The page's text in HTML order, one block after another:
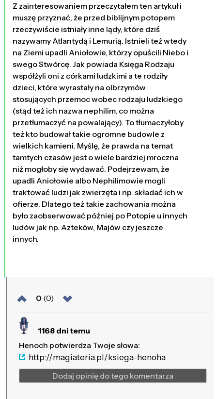
Z zainteresowaniem przeczytałem ten artykuł i
muszę przyznać, że przed biblijnym potopem
rzeczywiście istniały inne lądy, które dziś
nazywamy Atlantydą i Lemurią. Istnieli też wtedy
na Ziemi upadli Aniołowie, którzy opuścili Niebo i
swego Stwórcę. Jak powiada Księga Rodzaju
współżyli oni z córkami ludzkimi a te rodziły
dzieci, które wyrastały na olbrzymów
stosujących przemoc wobec rodzaju ludzkiego
(stąd też ich nazwa nephilim, co można
przetłumaczyć na powalający). To tłumaczyłoby
też kto budował takie ogromne budowle z
wielkich kamieni. Myślę, że prawda na temat
tamtych czasów jest o wiele bardziej mroczna
niż mogłoby się wydawać. Podejrzewam, że
upadli Aniołowie albo Nephilimowie mogli
traktować ludzi jak zwierzęta i np. składać ich w
ofierze. Dlatego też takie zachowania można
było zaobserwować później po Potopie u innych
ludów jak np. Azteków, Majów czy jeszcze
innych.
0 (0)
1168 dni temu
Henoch potwierdza Twoje słowa:
http://magiateria.pl/ksiega-henoha
Dodaj opinię do tego komentarza